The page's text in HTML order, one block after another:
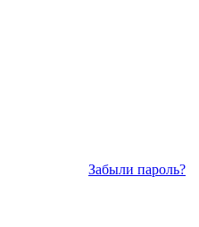
Забыли пароль?